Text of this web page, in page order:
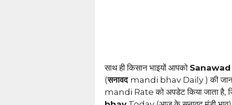
साथ ही किसान भाइयों आपको
(सनावद mandi bhav Daily ) की
mandi Rate को अपडेट किया जाता